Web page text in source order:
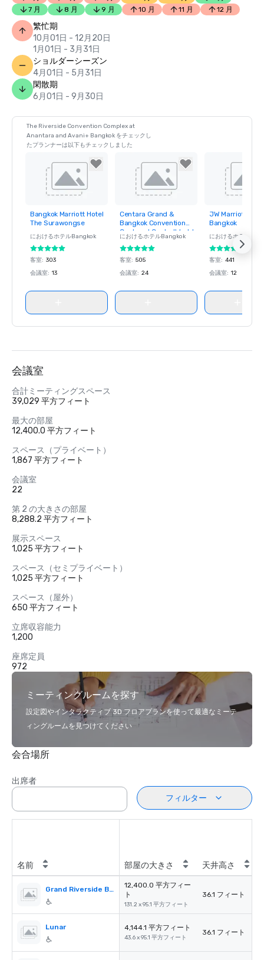
7 月
8 月 9 月 10 月 11 月 12 月
繁忙期
10月01日 - 12月20日
1月01日 - 3月31日
ショルダーシーズン
4月01日 - 5月31日
閑散期
6月01日 - 9月30日
The Riverside Convention Complex at
Anantara and Avani+ Bangkok をチェックし
たプランナーは以下もチェックしました
Removed from
favorites
Bangkok Marriott Hotel
The Surawongse
におけるホテルBangkok
客室: 303
会議室: 13
Removed from
favorites
Centara Grand &
Bangkok Convention
Centre at CentralWorld
におけるホテルBangkok
客室: 505
会議室: 24
Removed
favorites
JW Marriott
Bangkok
におけるホテル
客室: 441
会議室: 12
会議室
合計ミーティングスペース
39,029 平方フィート
最大の部屋
12,400.0 平方フィート
スペース（プライベート）
1,867 平方フィート
会議室
22
第 2 の大きさの部屋
8,288.2 平方フィート
展示スペース
1,025 平方フィート
スペース（セミプライベート）
1,025 平方フィート
スペース（屋外）
650 平方フィート
立席収容能力
1,200
座席定員
972
ミーティングルームを探す
設定図やインタラクティブ 3D フロアプランを使って最適なミーテ
ィングルームを見つけてください
会合場所
出席者
フィルター
名前 部屋の大きさ 天井高さ
Grand Riverside Ballroom
12,400.0 平方フィー
ト
131.2 x 95.1 平方フィート
36.1 フィート
Lunar 4,144.1 平方フィート
43.6 x 95.1 平方フィート
36.1 フィート